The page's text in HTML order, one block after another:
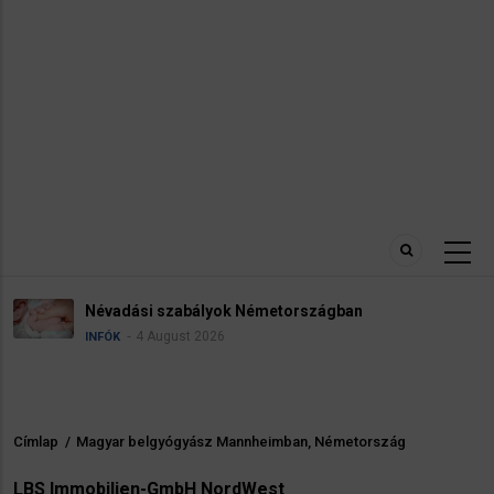
Névadási szabályok Németországban
INFÓK 4 August 2026
Morzsa
Címlap / Magyar belgyógyász Mannheimban, Németország
LBS Immobilien-GmbH NordWest